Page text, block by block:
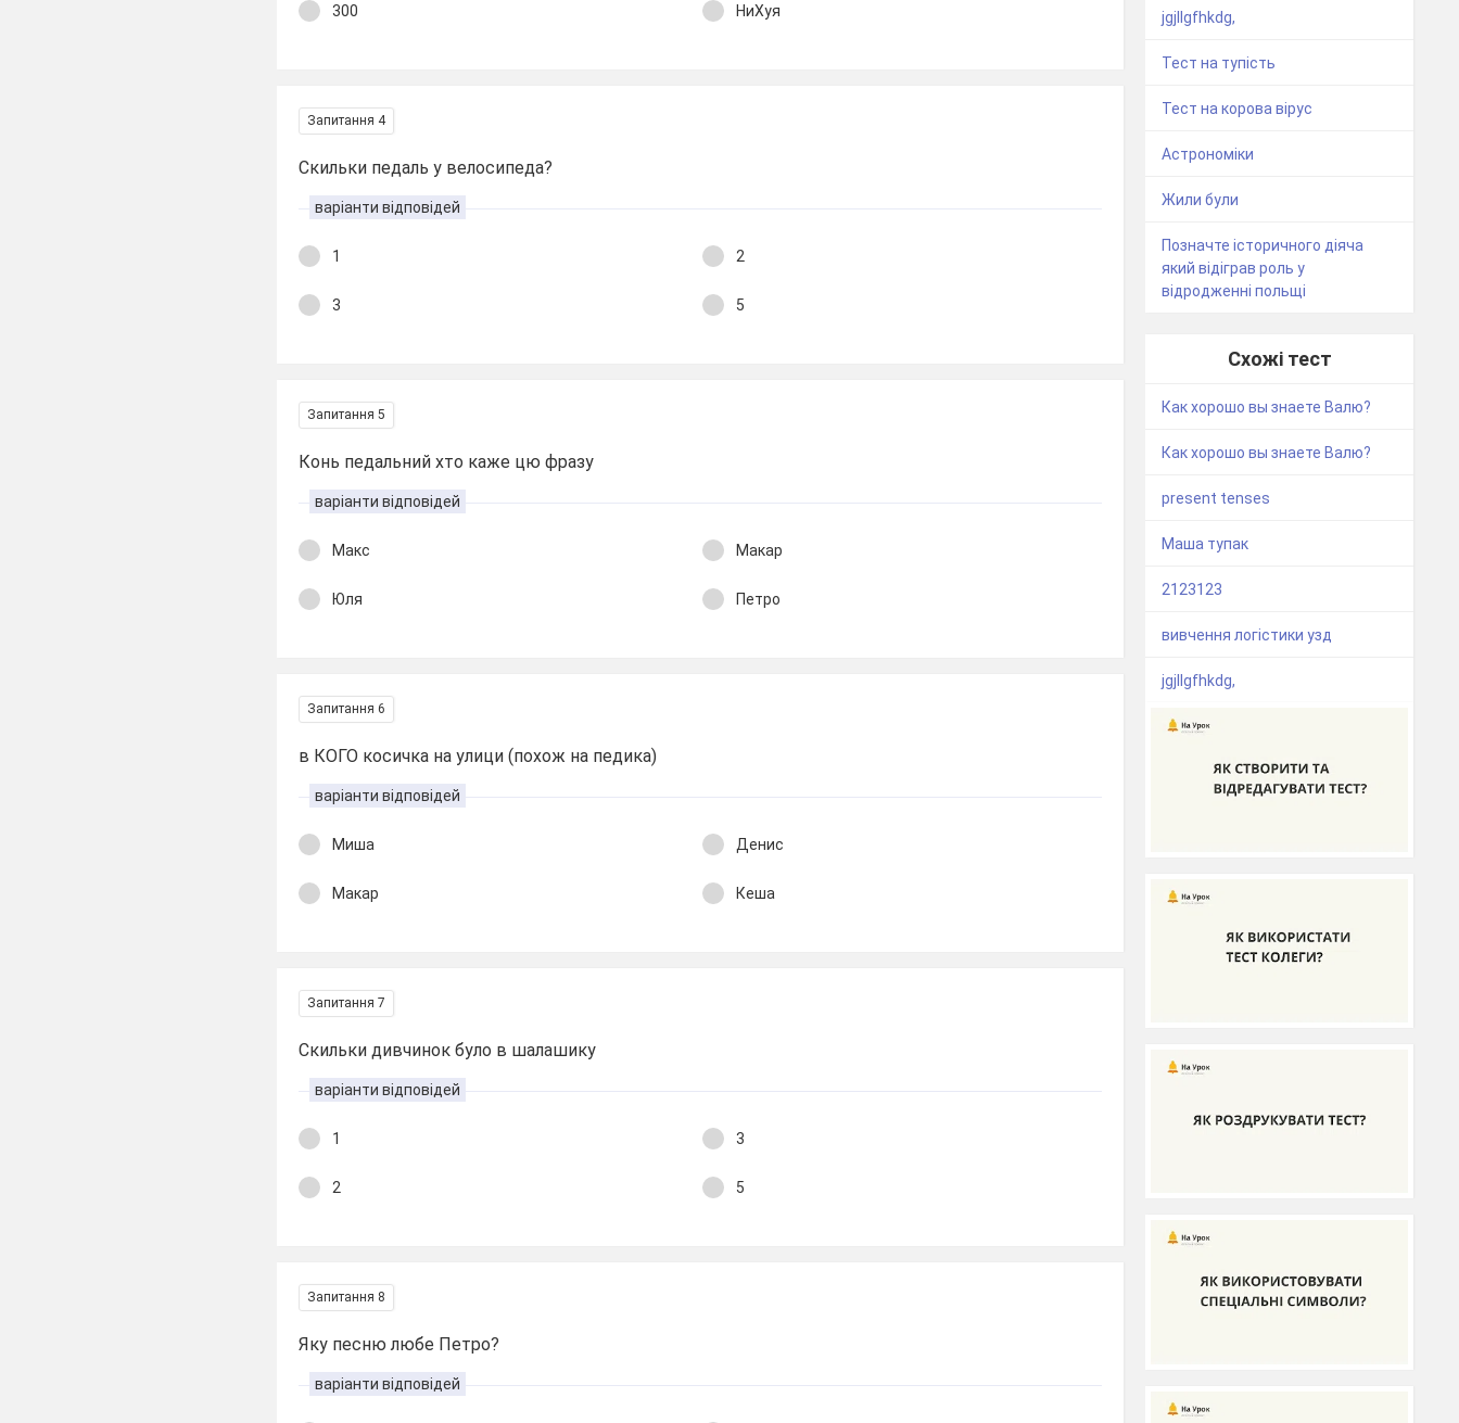
300 НиХуя
Запитання 4
Скильки педаль у велосипеда?
варіанти відповідей
1 2
3 5
Запитання 5
Конь педальний хто каже цю фразу
варіанти відповідей
Макс Макар
Юля Петро
Запитання 6
в КОГО косичка на улици (похож на педика)
варіанти відповідей
Миша Денис
Макар Кеша
Запитання 7
Скильки дивчинок було в шалашику
варіанти відповідей
1 3
2 5
Запитання 8
Яку песню любе Петро?
варіанти відповідей
jgjllgfhkdg,
Тест на тупість
Тест на корова вірус
Астрономіки
Жили були
Позначте історичного діяча
який відіграв роль у
відродженні польщі
Схожі тест
Как хорошо вы знаете Валю?
Как хорошо вы знаете Валю?
present tenses
Маша тупак
2123123
вивчення логістики узд
jgjllgfhkdg,